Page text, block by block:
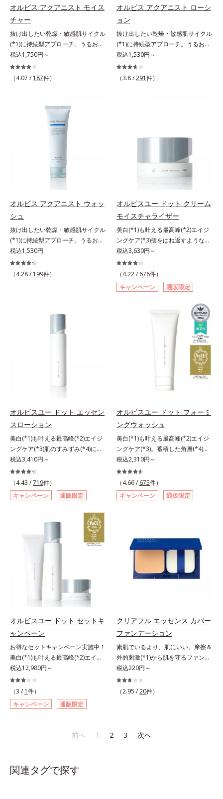
ルコシド（保湿）で形成するミセル
*4 炭酸ジカプリリル*5 乾燥や汚れ
による*6 キメの乱れによる＜使用
量目安＞適量＜使用ステップ＞オル
ビス ザ クレンジング オイル ⇒
洗顔料 ⇒ 化粧水 ⇒ 保湿液
※W洗顔が必要です＜使用方法＞1.
適量（2プッシュ程度）をとり、手
イクとよくなじませます。※落ちに
くいメイクを落とす際は、乾いた手
にとり、メイクとしっかりなじませ
てください。3.メイクとなじんだ
します。4.その後、洗顔料で洗顔し
てください。各商品の詳しい情報は
商品ページをご覧ください。・
*3 色みのこと*4 トリエトキシカプ
リリルシラン配合＝保湿成分*5 ス
クワラン、ヒアルロン酸Na、加水
分解コラーゲン
イ酸、ジメチコン配合＝汗や水、皮
脂をはじき、メイクくずれを防ぐ成
分*2 オリーブ葉エキス、ゴレンシ
葉エキス、加水分解ヒアルロン酸、
異性化糖配合＝保湿成分【ご使用方
法】2層タイプなので、必ず容器を
よく振ってからお使いください。メ
イクの仕上げに、顔から20cm程度
オルビス アクアニスト モイス
チャー
抜け出したい乾燥・敏感肌サイクル
(*1)に持続型アプローチ。うるおい
を追求した敏感肌用保湿スキンケア
(*2)。うるおいを逃し、刺激を受け
やすい角層の“乾燥敏感スランプ
望の敏感肌用保湿スキンケアライン
「オルビス アクアニスト」。乾燥
敏感スランプの原因にアプローチす
る持続型トリプルアミノ酸(*4)を配
異物として排出されにくく、肌にと
どまってうるおいを蓄えてくれま
す。刺激を受けやすくなった角層を
うるおいで満たし、脱・敏感肌を目
指します。無油分・無着色・無香
不使用(*5)・パラベンフリー、6つ
のフリー処方で徹底的に肌に寄り添
います。*1 乾燥と敏感をくり返す
こと*2 敏感肌対象連用テスト済
（すべての方のお肌に合うというこ
とではありません）*3 乾燥して敏
へ導く保湿成分、植物由来アミノ酸
え、すこやかに保つ保湿成分、微生
荒れを防ぐ保湿成分*5 ウォッシュ
を除くLM＝さっぱり高保湿タイプ
（脂性肌～普通肌）RM＝しっとり
税込1,750円～
（4.07 / 187件）
オルビス アクアニスト ローシ
ョン
抜け出したい乾燥・敏感肌サイクル
(*1)に持続型アプローチ。うるおい
を追求した敏感肌用保湿スキンケア
(*2)。うるおいを逃し、刺激を受け
やすい角層の“乾燥敏感スランプ
る持続型トリプルアミノ酸(*4)を配
異物として排出されにくく、肌にと
どまってうるおいを蓄えてくれま
す。刺激を受けやすくなった角層を
うるおいで満たし、脱・敏感肌を目
指します。無油分・無着色・無香
料・アルコールフリー・界面活性剤
不使用(*5)・パラベンフリー、6つ
のフリー処方で徹底的に肌に寄り添
います。*1 乾燥と敏感をくり返す
こと*2 敏感肌対象連用テスト済
（すべての方のお肌に合うというこ
とではありません）*3 乾燥して敏
感に感じやすい状態のこと*4 発酵
＝乾燥を防ぎ、うるおいに満ちた肌
へ導く保湿成分、植物由来アミノ酸
（エルゴチオネイン）配合＝肌を整
え、すこやかに保つ保湿成分、微生
物由来アミノ酸（エクトイン）配合
＝乱れた角層にうるおいを与え、肌
荒れを防ぐ保湿成分*5 ウォッシュ
を除くLM＝さっぱり高保湿タイプ
（脂性肌～普通肌）RM＝しっとり
税込1,530円～
（3.8 /291件）
オルビス アクアニスト ウォッ
シュ
抜け出したい乾燥・敏感肌サイクル
(*1)に持続型アプローチ。うるおい
を追求した敏感肌用保湿スキンケア
(*2)。うるおいを逃し、刺激を受け
やすい角層の“乾燥敏感スランプ
「オルビス アクアニスト」。乾燥
る持続型トリプルアミノ酸(*4)を配
どまってうるおいを蓄えてくれま
す。刺激を受けやすくなった角層を
うるおいで満たし、脱・敏感肌を目
指します。無油分・無着色・無香
料・アルコールフリー・パラベンフ
リーで、徹底的に肌に寄り添いま
す。*1 乾燥と敏感をくり返すこと
*2 敏感肌対象連用テスト済（すべ
ての方のお肌に合うということでは
ありません）*3 乾燥して敏感に感
じやすい状態のこと*4 発酵アミノ
酸（ポリグルタミン酸）配合＝乾燥
を防ぎ、うるおいに満ちた肌へ導く
保湿成分、植物由来アミノ酸（エル
ゴチオネイン）配合＝肌を整え、す
こやかに保つ保湿成分、微生物由来
アミノ酸（エクトイン）配合＝乱れ
た角層にうるおいを与え、肌荒れを
税込1,530円
（4.28 / 199件）
オルビスユー ドット クリーム
モイスチャライザー
美白(*1)も叶える最高峰(*2)エイジ
ングケア(*3)指をはね返すような弾
力感が宿るハリ感 濃密フィットク
リーム。ハリも透明感(*4)も結果主
義。年齢サイン(*5)の因子に着目し
た肌科学エイジングケア(*3)シリー
ズ。オルビスユー ドットシリーズ
は、年齢による肌悩み一つ一つを対
処するのではなく、肌で起きている
ことの根本原因に着目。加齢ととも
に現れる年齢サインについて研究を
進めたところ、弾力感のない状態で
ある「ハリのなさ」や、くすみ(*6)
などが現れている状態である「透明
感のなさ」が、大人の肌印象に大き
シリーズは美容成分(*7)として
「G.D.F.アクティベーター(*8)」を
配合。そして、従来から配合してい
る美白(*1)有効成分「トラネキサム
酸」を配合しました。さらに、シリ
ーズ共通の美容成分「GLルートブ
ースター(*9)」を配合することで、
肌のふっくら感や透明感を叶えま
す。美白ケアしながら多角的なエイ
ジングケアが叶うシリーズに。3ス
す。*1 メラニンの生成を抑え、シ
ミ・ソバカスを防ぐ（ウォッシュを
除く）*2 オルビス内スキンケアシ
リーズの保湿力*3 年齢に応じたお
セラカエルレア果汁、ノバラエキス
配合＝うるおいを与えハリと透明感
に満ちた肌へ導く保湿成分*9 メマ
ツヨイグサ抽出液、スイカズラエキ
ス配合＝角層のすみずみまで水分・
油分を保ち、ハリ・ツヤを与える保
湿成分*10 気持ちのこと
税込3,630円～
（4.22 / 676件）
キャンペーン
通販限定
オルビスユー ドット エッセン
スローション
美白(*1)も叶える最高峰(*2)エイジ
ングケア(*3)肌のすみずみ(*4)にし
みわたるうるおい充満ローション。
ハリも透明感(*5)も結果主義。年齢
サイン(*6)の因子に着目した肌科学
エイジングケア(*3)シリーズ。オル
ビスユー ドットシリーズは、年齢
による肌悩み一つ一つを対処するの
ではなく、肌で起きていることの根
本原因に着目。加齢とともに現れる
年齢サインについて研究を進めたと
リのなさ」や、くすみ(*7)などが現
れている状態である「透明感のな
さ」が、大人の肌印象に大きな影響
を与えていることがわかりました。
そこでオルビスユー ドットシリー
ズは美容成分(*8)として「G.D.F.ア
クティベーター(*9)」を配合。そし
て、従来から配合している美白(*1)
有効成分「トラネキサム酸」を配合
しました。さらに、シリーズ共通の
美容成分「GLルートブースター
(*10)」を配合することで、肌のふ
っくら感や透明感を叶えます。美白
ケアしながら多角的なエイジングケ
アが叶うシリーズに。3ステップで
果的なシナジー設計で、あなたのエ
イジングケアを応援します。*1 メ
オルビス内スキンケアシリーズの保
税込3,410円～
（4.43 /719件）
キャンペーン
通販限定
オルビスユー ドット フォーミ
ングウォッシュ
美白(*1)も叶える最高峰(*2)エイジ
ングケア(*3)。蓄積した角層(*4)を
絡めとりくすみ(*5)を晴らす高密着
マイルドピーリング(*6)洗顔料。ハ
リも透明感(*7)も結果主義。年齢サ
イン(*8)の因子に着目した肌科学エ
イジングケア(*3)シリーズ。オルビ
原因に着目。加齢とともに現れる年
齢サインについて研究を進めたとこ
ろ、弾力感のない状態である「ハリ
のなさ」や、くすみ(*5)などが現れ
美容成分(*9)として「G.D.F.アクテ
ィベーター(*10)」を配合。そし
て、従来から配合している美白(*1)
有効成分「トラネキサム酸」を配合
しました。さらに、シリーズ共通の
美容成分「GLルートブースター
(*11)」を配合することで、肌のふ
上向き(*12)のハリと透明感を。効
果的なシナジー設計で、あなたのエ
税込2,310円～
（4.66 / 675件）
キャンペーン
通販限定
オルビスユー ドット セットキ
ャンペーン
お得なセットキャンペーン実施中！
美白(*1)も叶える最高峰(*2)エイジ
ングケア(*3)。ハリも透明感(*4)も
結果主義。年齢サイン(*5)の因子に
着目した肌科学エイジングケア(*3)
シリーズ。オルビスユー ドットシ
リーズは、年齢による肌悩み一つ一
ていることの根本原因に着目。加齢
とともに現れる年齢サイン(*5)につ
くすみ(*6)などが現れている状態で
税込12,980円～
（3 / 1件）
キャンペーン
通販限定
クリアフル エッセンス カバー
ファンデーション
素肌でいるより、肌にいい。摩擦＆
外的刺激(*1)から肌を守るファンデ
ーション。肌荒れやニキビがある
と、ファンデーションを塗っていい
か悩むもの。とはいえ、素肌のまま
こそ、肌負担が少ない低刺激設計の
ファンデーションで守るのがベス
税込220円～
（2.95 /20件）
前へ 1 2 3 次へ
関連タグで探す